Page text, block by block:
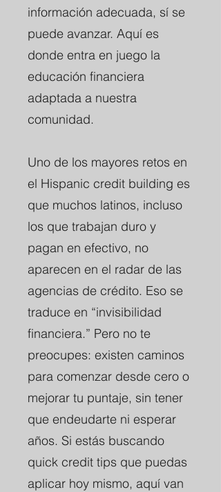
información adecuada, sí se
puede avanzar. Aquí es
donde entra en juego la
educación financiera
adaptada a nuestra
comunidad.
Uno de los mayores retos en
el Hispanic credit building es
que muchos latinos, incluso
los que trabajan duro y
pagan en efectivo, no
aparecen en el radar de las
agencias de crédito. Eso se
traduce en “invisibilidad
financiera.” Pero no te
preocupes: existen caminos
para comenzar desde cero o
mejorar tu puntaje, sin tener
que endeudarte ni esperar
años. Si estás buscando
quick credit tips que puedas
aplicar hoy mismo, aquí van